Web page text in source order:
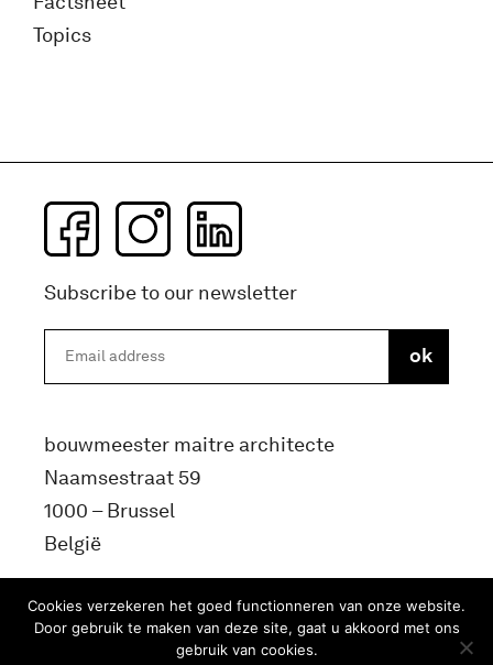
Topics
Subscribe to our newsletter
bouwmeester maitre architecte
Naamsestraat 59
1000 – Brussel
België
info@bma.brussels
Cookies verzekeren het goed functionneren van onze website.
Door gebruik te maken van deze site, gaat u akkoord met ons
gebruik van cookies.